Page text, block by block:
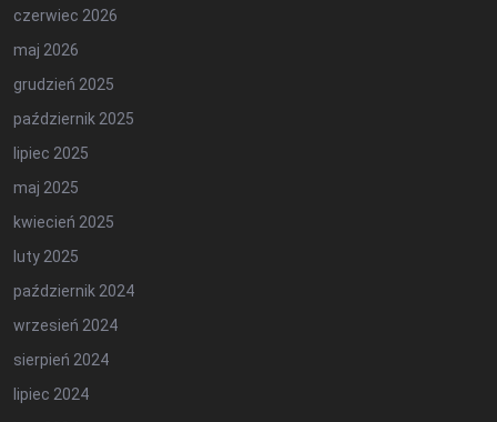
czerwiec 2026
maj 2026
grudzień 2025
październik 2025
lipiec 2025
maj 2025
kwiecień 2025
luty 2025
październik 2024
wrzesień 2024
sierpień 2024
lipiec 2024